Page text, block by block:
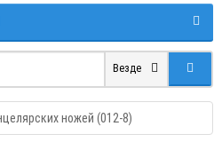
Везде
ножей (012-8)